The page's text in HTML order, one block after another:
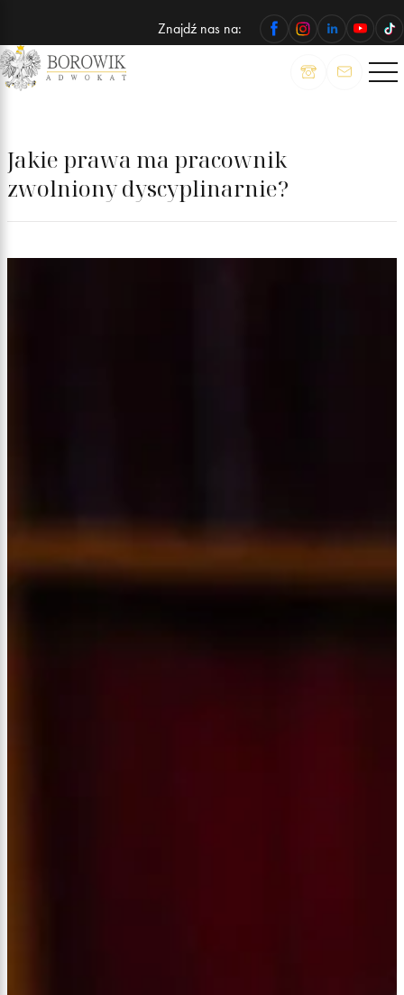
Znajdź nas na:
ADWOKAT
Wojciech
Jakie prawa ma pracownik
zwolniony dyscyplinarnie?